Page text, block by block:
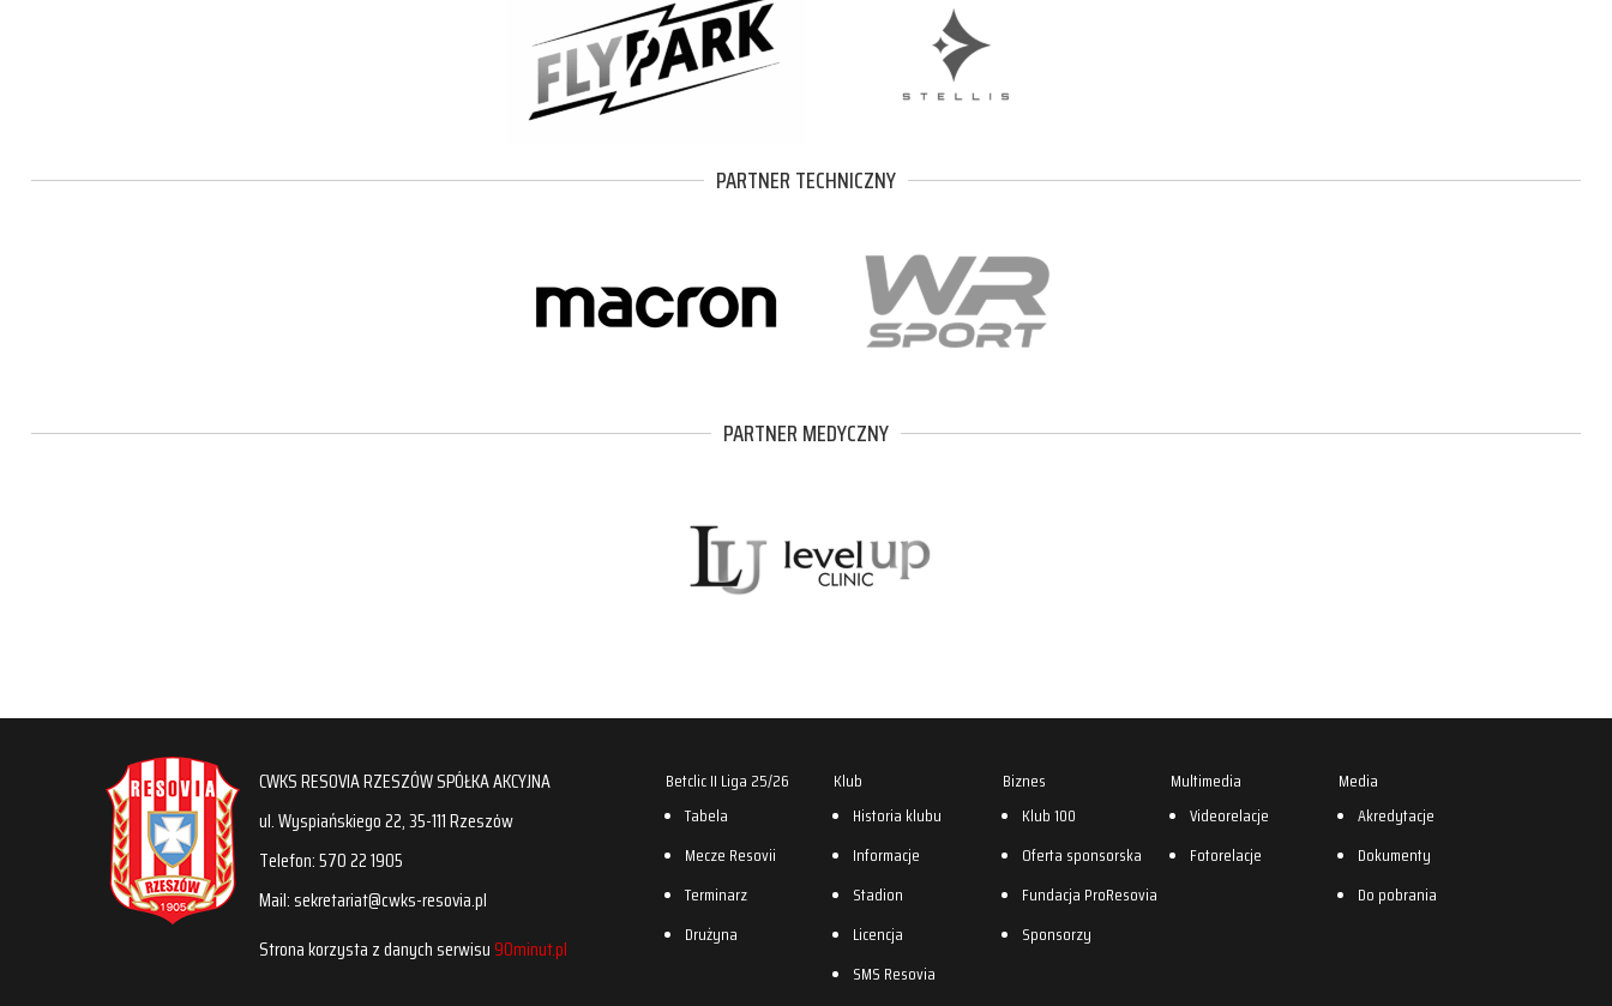
PARTNER TECHNICZNY
PARTNER MEDYCZNY
CWKS RESOVIA RZESZÓW SPÓŁKA AKCYJNA
ul. Wyspiańskiego 22, 35-111 Rzeszów
Telefon: 570 22 1905
Mail: sekretariat@cwks-resovia.pl
Strona korzysta z danych serwisu90minut.pl
Betclic II Liga 25/26
Tabela
Mecze Resovii
Terminarz
Drużyna
Klub
Historia klubu
Informacje
Stadion
Licencja
SMS Resovia
Biznes
Klub 100
Oferta sponsorska
Fundacja ProResovia
Sponsorzy
Multimedia
Videorelacje
Fotorelacje
Media
Akredytacje
Dokumenty
Do pobrania